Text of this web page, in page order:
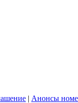
| Анонсы